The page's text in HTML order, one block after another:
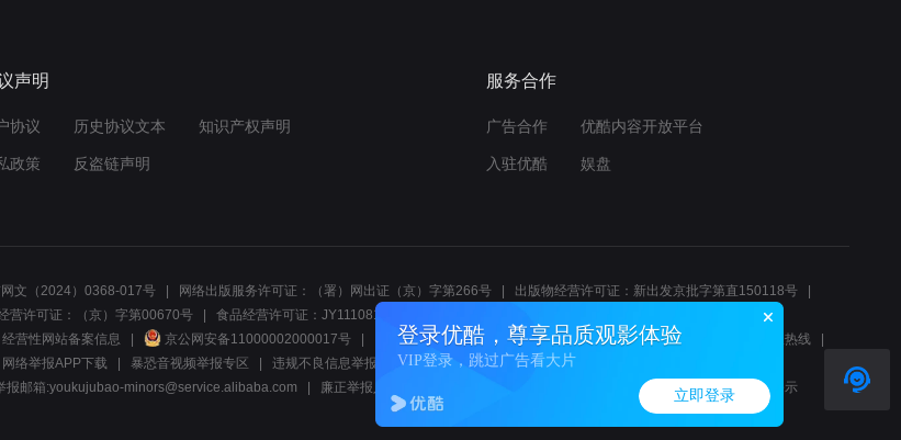
登录优酷，尊享品质观影体验
VIP登录，跳过广告看大片
立即登录
声明
协议 历史协议文本 知识产权声明
政策 反盗链声明
服务合作
广告合作 优酷内容开放平台
入驻优酷 娱盘
文（2024）0368-017号 网络出版服务许可证：（署）网出证（京）字第266号
出版物经营许可证：新出发京批字第直150118号
营许可证：（京）字第00670号 食品经营许可证：JY11108122976214
经营性网站备案信息 京公网安备11000002000017号 网络110报警服务 北京互联网举报中心
北京12345文化市场举报热线
网络举报APP下载 暴恐音视频举报专区
违规不良信息举报:电话4008100580、邮箱youkujubao@service.alibaba.com
报邮箱:youkujubao-minors@service.alibaba.com 廉正举报入口 廉正举报邮箱：wenyulianzheng@alibaba-inc.com 算法公示